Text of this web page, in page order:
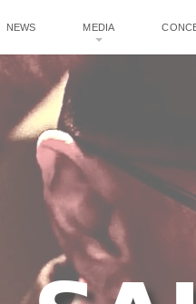
NEWS MEDIA